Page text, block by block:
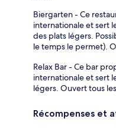
Biergarten - Ce
internationale et sert
des plats légers.
le temps le permet).
Relax Bar - Ce bar
internationale et sert
légers. Ouvert tous
Récompenses et